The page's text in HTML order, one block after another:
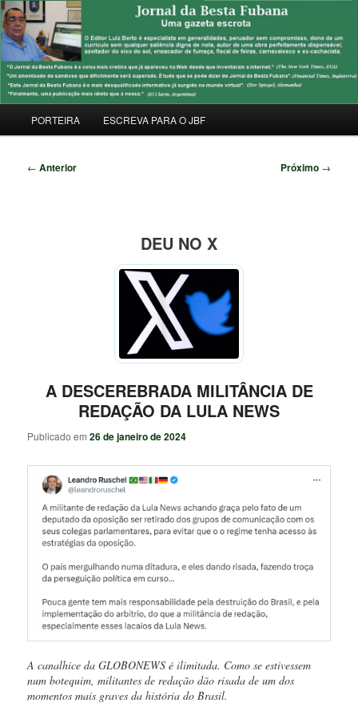
Pular
para
o
conteúdo
principalJORNAL DA BESTA FUBANA
Uma Gazeta Escrota
principal
PORTEIRA ESCREVA PARA O JBF
Navegação
← Anterior Próximo →
DEU NO X
A DESCEREBRADA MILITÂNCIA DE
REDAÇÃO DA LULA NEWS
Publicado em26 de janeiro de 2024
A canalhice da GLOBONEWS é ilimitada. Como se estivessem
num botequim, militantes de redação dão risada de um dos
momentos mais graves da história do Brasil.